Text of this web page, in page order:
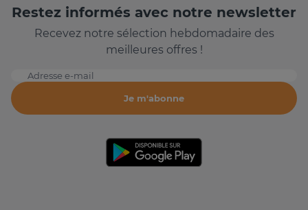
Restez informés avec notre newsletter
Recevez notre sélection hebdomadaire des
meilleures offres !
Adresse e-mail
Je m'abonne